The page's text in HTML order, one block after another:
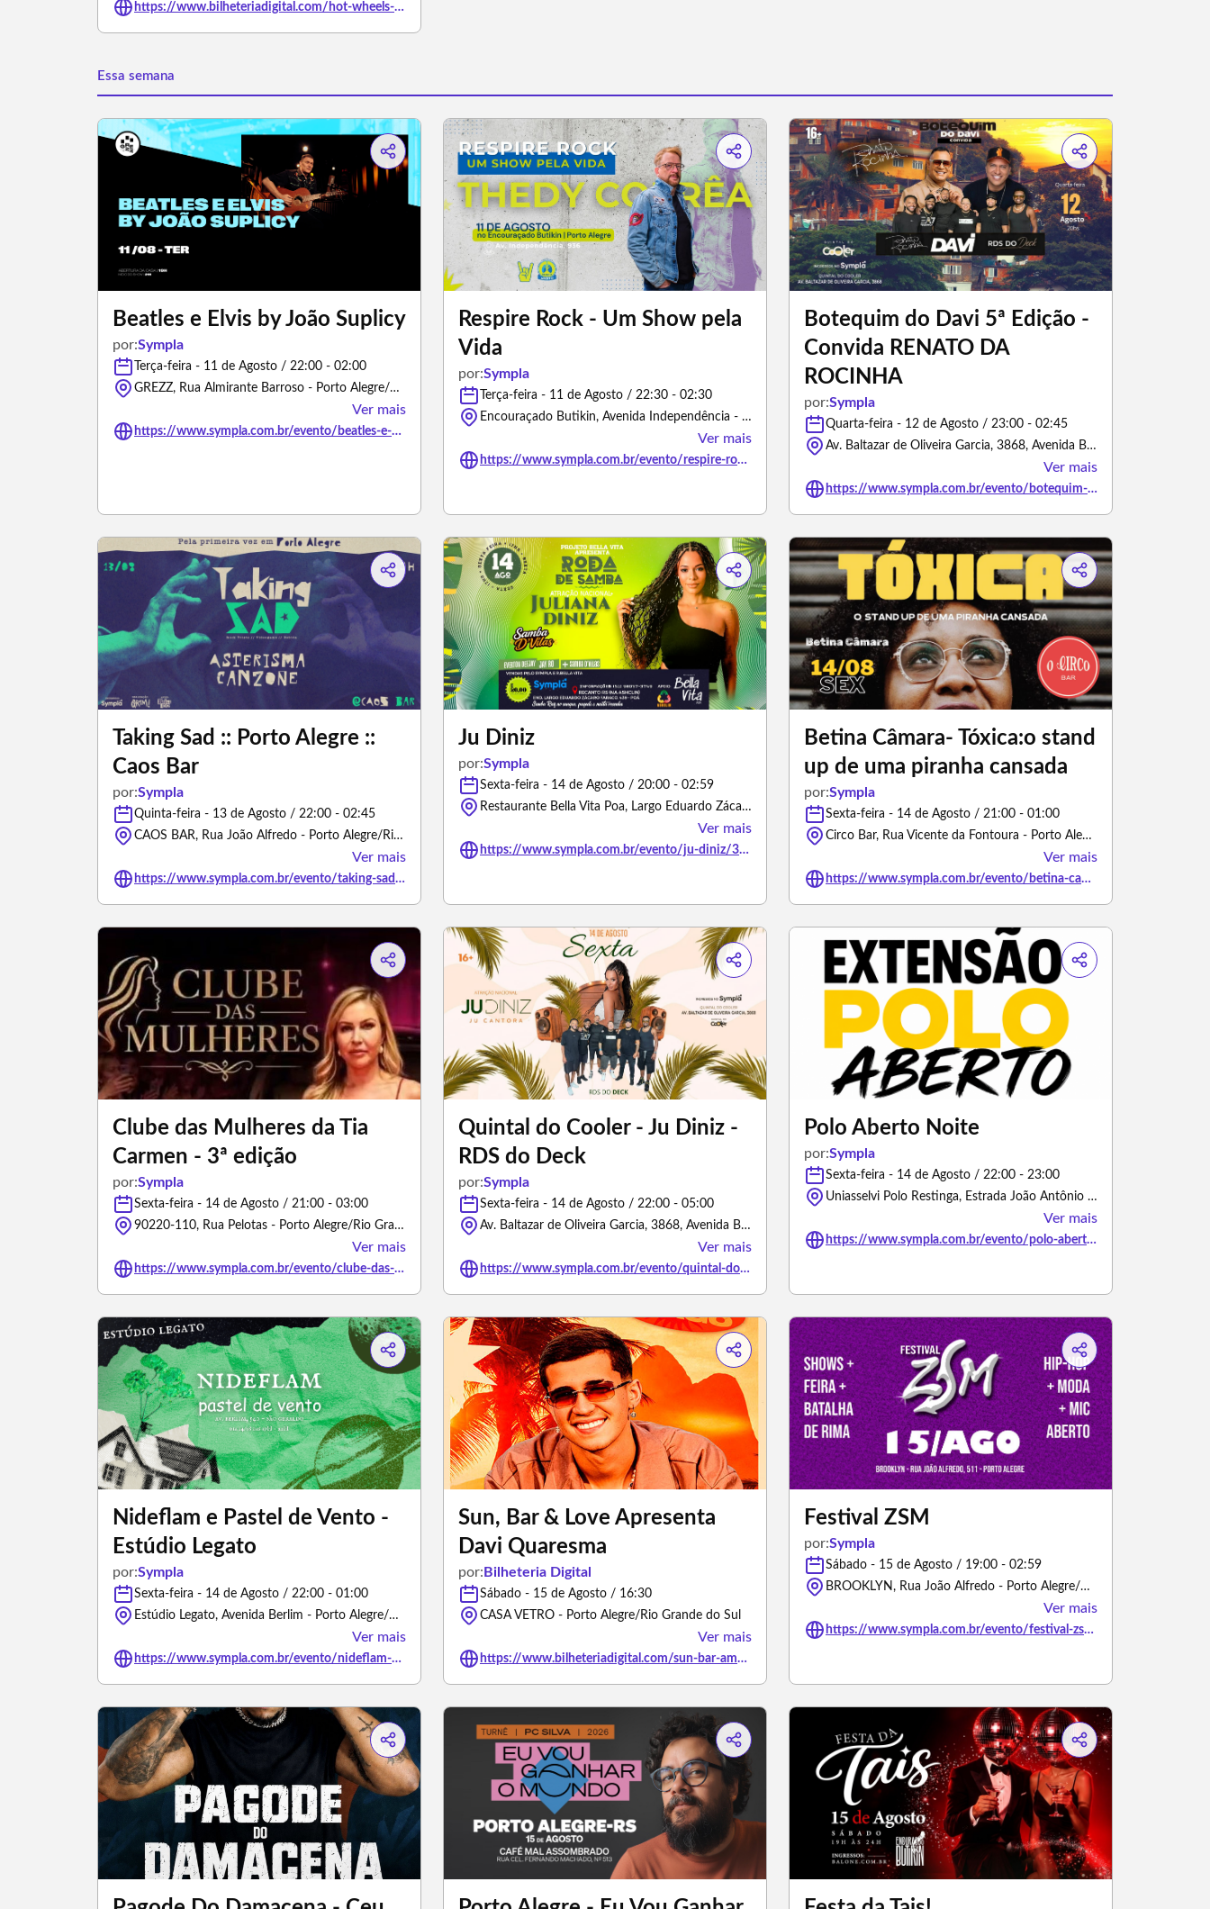
https://www.bilheteriadigital.com/hot-wheels-monster-trucks-live-porto-alegre-sessao-18h30-09-de-agosto
Essa semana
Beatles e Elvis by João Suplicy
por:Sympla
Terça-feira - 11 de Agosto / 22:00 - 02:00
GREZZ, Rua Almirante Barroso - Porto Alegre/Rio Grande do Sul
Ver mais
https://www.sympla.com.br/evento/beatles-e-elvis-by-joao-suplicy/3502527
Respire Rock - Um Show pela
Vida
por:Sympla
Terça-feira - 11 de Agosto / 22:30 - 02:30
Encouraçado Butikin, Avenida Independência - Porto Alegre/Rio Grande do Sul
Ver mais
https://www.sympla.com.br/evento/respire-rock-um-show-pela-vida/3479203
Botequim do Davi 5ª Edição -
Convida RENATO DA
ROCINHA
por:Sympla
Quarta-feira - 12 de Agosto / 23:00 - 02:45
Av. Baltazar de Oliveira Garcia, 3868, Avenida Baltazar de Oliveira Garcia - Porto Alegre/Rio Grande do Sul
Ver mais
https://www.sympla.com.br/evento/botequim-do-davi-5a-edicao-convida-renato-da-rocinha/3497647
Taking Sad :: Porto Alegre ::
Caos Bar
por:Sympla
Quinta-feira - 13 de Agosto / 22:00 - 02:45
CAOS BAR, Rua João Alfredo - Porto Alegre/Rio Grande do Sul
Ver mais
https://www.sympla.com.br/evento/taking-sad-porto-alegre-caos-bar/3501218
Ju Diniz
por:Sympla
Sexta-feira - 14 de Agosto / 20:00 - 02:59
Restaurante Bella Vita Poa, Largo Eduardo Zácaro Faraco - Porto Alegre/Rio Grande do Sul
Ver mais
https://www.sympla.com.br/evento/ju-diniz/3500911
Betina Câmara- Tóxica:o stand
up de uma piranha cansada
por:Sympla
Sexta-feira - 14 de Agosto / 21:00 - 01:00
Circo Bar, Rua Vicente da Fontoura - Porto Alegre/Rio Grande do Sul
Ver mais
https://www.sympla.com.br/evento/betina-camara-toxica-o-stand-up-de-uma-piranha-cansada/3438157
Clube das Mulheres da Tia
Carmen - 3ª edição
por:Sympla
Sexta-feira - 14 de Agosto / 21:00 - 03:00
90220-110, Rua Pelotas - Porto Alegre/Rio Grande do Sul
Ver mais
https://www.sympla.com.br/evento/clube-das-mulheres-da-tia-carmen-3a-edicao/3437955
Quintal do Cooler - Ju Diniz -
RDS do Deck
por:Sympla
Sexta-feira - 14 de Agosto / 22:00 - 05:00
Av. Baltazar de Oliveira Garcia, 3868, Avenida Baltazar de Oliveira Garcia - Porto Alegre/Rio Grande do Sul
Ver mais
https://www.sympla.com.br/evento/quintal-do-cooler-ju-diniz-rds-do-deck/3482733
Polo Aberto Noite
por:Sympla
Sexta-feira - 14 de Agosto / 22:00 - 23:00
Uniasselvi Polo Restinga, Estrada João Antônio da Silveira - Porto Alegre/Rio Grande do Sul
Ver mais
https://www.sympla.com.br/evento/polo-aberto-noite/3486628
Nideflam e Pastel de Vento -
Estúdio Legato
por:Sympla
Sexta-feira - 14 de Agosto / 22:00 - 01:00
Estúdio Legato, Avenida Berlim - Porto Alegre/Rio Grande do Sul
Ver mais
https://www.sympla.com.br/evento/nideflam-e-pastel-de-vento-estudio-legato/3497532
Sun, Bar & Love Apresenta
Davi Quaresma
por: Bilheteria Digital
Sábado - 15 de Agosto / 16:30
CASA VETRO - Porto Alegre/Rio Grande do Sul
Ver mais
https://www.bilheteriadigital.com/sun-bar-amp-love-15-de-agosto
Festival ZSM
por:Sympla
Sábado - 15 de Agosto / 19:00 - 02:59
BROOKLYN, Rua João Alfredo - Porto Alegre/Rio Grande do Sul
Ver mais
https://www.sympla.com.br/evento/festival-zsm/3485656